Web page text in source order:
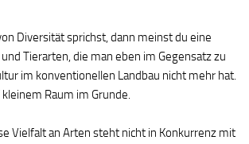
Diversität sprichst, dann meinst du eine
Tierarten, die man eben im Gegensatz zu
im konventionellen Landbau nicht mehr hat.
Raum im Grunde.
Vielfalt an Arten steht nicht in Konkurrenz mit